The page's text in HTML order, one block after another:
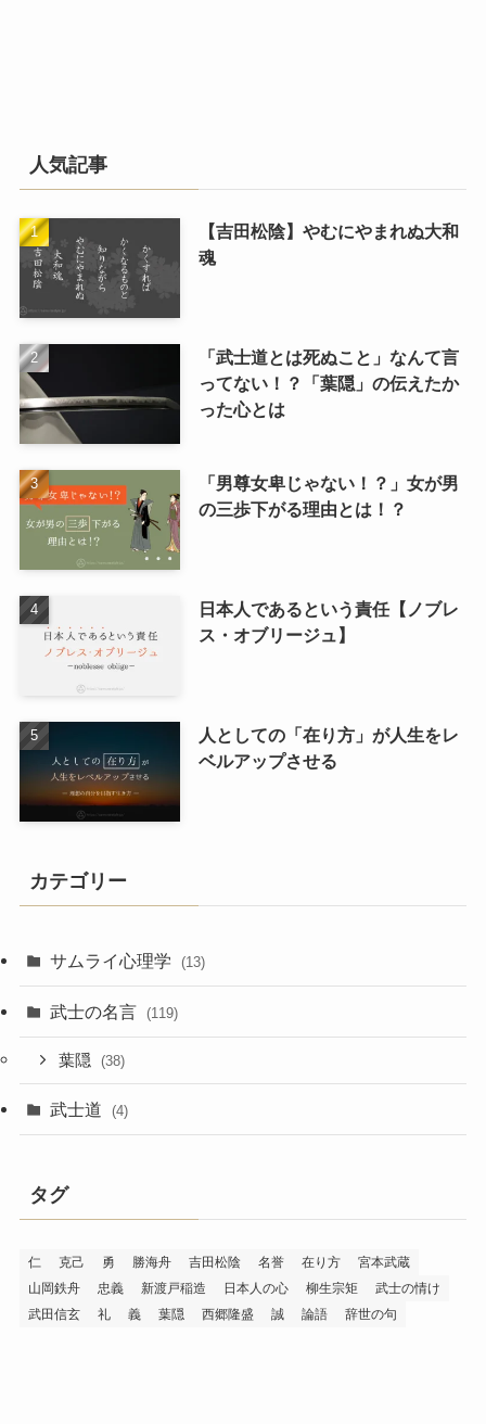
人気記事
【吉田松陰】やむにやまれぬ大和
魂
「武士道とは死ぬこと」なんて言
ってない！？「葉隠」の伝えたか
った心とは
「男尊女卑じゃない！？」女が男
の三歩下がる理由とは！？
日本人であるという責任【ノブレ
ス・オブリージュ】
人としての「在り方」が人生をレ
ベルアップさせる
カテゴリー
サムライ心理学 (13)
武士の名言 (119)
葉隠 (38)
武士道 (4)
タグ
仁 克己 勇 勝海舟 吉田松陰 名誉 在り方
宮本武蔵
山岡鉄舟
忠義 新渡戸稲造 日本人の心 柳生宗矩
武士の情け
武田信玄
礼 義 葉隠 西郷隆盛 誠 論語 辞世の句